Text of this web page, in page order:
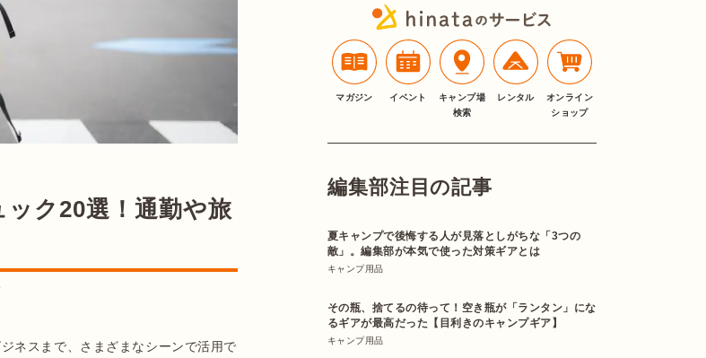
ク20選！通勤や旅
ネスまで、さまざまなシーンで活用で
マガジン イベント
キャンプ場
検索
レンタル
オンライン
ショップ
編集部注目の記事
夏キャンプで後悔する人が見落としがちな「3つの
敵」。編集部が本気で使った対策ギアとは
キャンプ用品
その瓶、捨てるの待って！空き瓶が「ランタン」にな
るギアが最高だった【目利きのキャンプギア】
キャンプ用品